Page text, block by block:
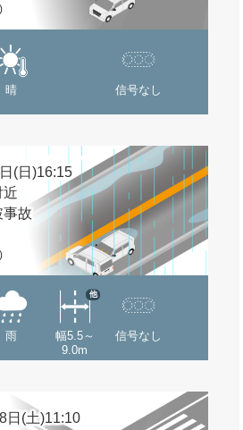
晴 信号なし
(日)16:15
近
事故
雨
幅5.5～
9.0m
他
信号なし
日(土)11:10